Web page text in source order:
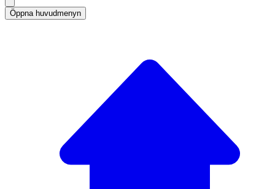
Öppna huvudmenyn